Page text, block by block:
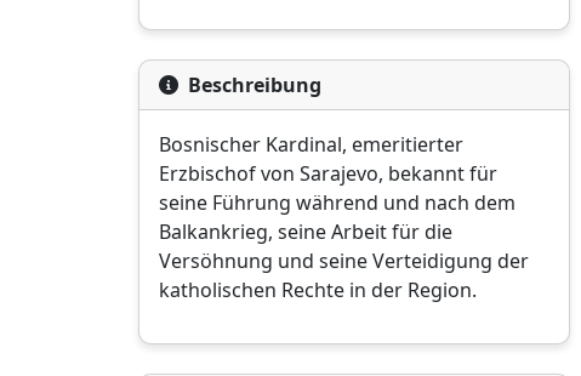
Beschreibung
Bosnischer Kardinal, emeritierter
Erzbischof von Sarajevo, bekannt für
seine Führung während und nach dem
Balkankrieg, seine Arbeit für die
Versöhnung und seine Verteidigung der
katholischen Rechte in der Region.